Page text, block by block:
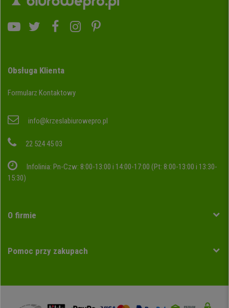
Obsługa Klienta
Formularz Kontaktowy
info@krzeslabiurowepro.pl
22 524 45 03
Infolinia: Pn-Czw: 8:00-13:00 i 14:00-17:00 (Pt: 8:00-13:00 i 13:30-
15:30)
O firmie
Pomoc przy zakupach